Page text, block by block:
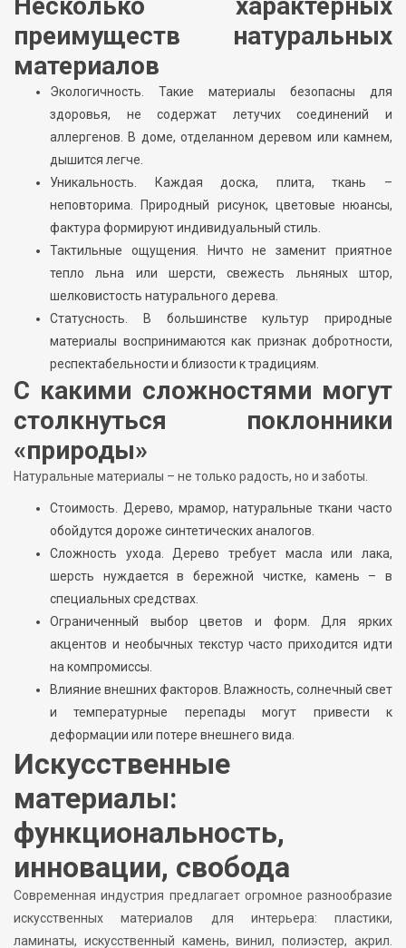
преимуществ натуральных
материалов
Экологичность. Такие материалы безопасны для
здоровья, не содержат летучих соединений и
аллергенов. В доме, отделанном деревом или камнем,
дышится легче.
Уникальность. Каждая доска, плита, ткань –
неповторима. Природный рисунок, цветовые нюансы,
фактура формируют индивидуальный стиль.
Тактильные ощущения. Ничто не заменит приятное
тепло льна или шерсти, свежесть льняных штор,
шелковистость натурального дерева.
Статусность. В большинстве культур природные
материалы воспринимаются как признак добротности,
респектабельности и близости к традициям.
С какими сложностями могут
столкнуться поклонники
«природы»
Натуральные материалы – не только радость, но и заботы.
Стоимость. Дерево, мрамор, натуральные ткани часто
обойдутся дороже синтетических аналогов.
Сложность ухода. Дерево требует масла или лака,
шерсть нуждается в бережной чистке, камень – в
специальных средствах.
Ограниченный выбор цветов и форм. Для ярких
акцентов и необычных текстур часто приходится идти
на компромиссы.
Влияние внешних факторов. Влажность, солнечный свет
и температурные перепады могут привести к
деформации или потере внешнего вида.
Искусственные
материалы:
функциональность,
инновации, свобода
Современная индустрия предлагает огромное разнообразие
искусственных материалов для интерьера: пластики,
ламинаты, искусственный камень, винил, полиэстер, акрил.